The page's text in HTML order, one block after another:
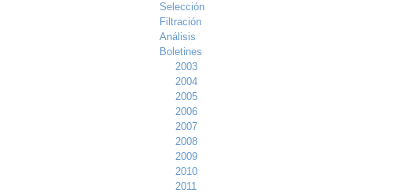
Selección
Filtración
Análisis
Boletines
2003
2004
2005
2006
2007
2008
2009
2010
2011